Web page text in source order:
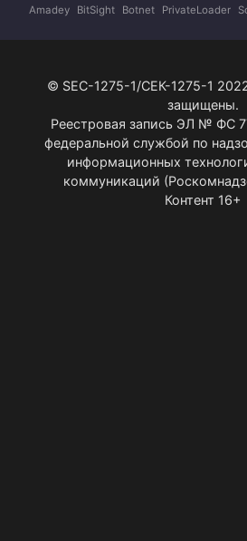
Amadey BitSight Botnet PrivateLoader
© SEC-1275-1/СЕК-1275-1
защищены.
Реестровая запись ЭЛ № ФС
федеральной службой по
информационных
коммуникаций
Контент 16+